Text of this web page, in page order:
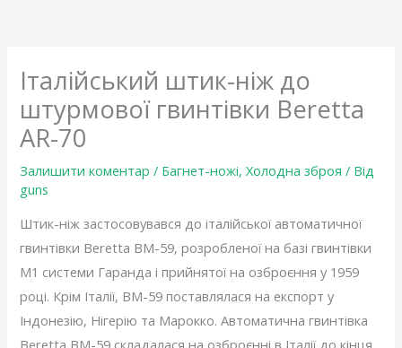
Італійський штик-ніж до
штурмової гвинтівки Beretta
AR-70
Залишити коментар / Багнет-ножі,Холодна зброя / Від
guns
Штик-ніж застосовувався до італійської автоматичної
гвинтівки Beretta ВМ-59, розробленої на базі гвинтівки
М1 системи Гаранда і прийнятої на озброєння у 1959
році. Крім Італії, ВМ-59 поставлялася на експорт у
Індонезію, Нігерію та Марокко. Автоматична гвинтівка